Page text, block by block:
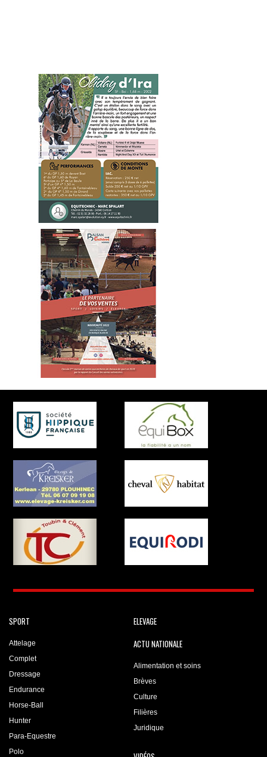
SPORT
Attelage
Complet
Dressage
Endurance
Horse-Ball
Hunter
Para-Equestre
Polo
ELEVAGE
ACTU NATIONALE
Alimentation et soins
Brèves
Culture
Filières
Juridique